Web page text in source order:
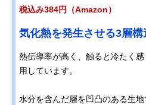
税込み384円（Amazon）
気化熱を発生させる3層構
熱伝導率が高く、触ると冷たく
用しています。
水分を含んだ層を凹凸のある生